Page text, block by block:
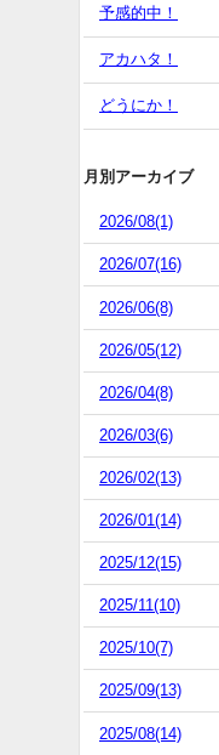
予感的中！
アカハタ！
どうにか！
月別アーカイブ
2026/08(1)
2026/07(16)
2026/06(8)
2026/05(12)
2026/04(8)
2026/03(6)
2026/02(13)
2026/01(14)
2025/12(15)
2025/11(10)
2025/10(7)
2025/09(13)
2025/08(14)